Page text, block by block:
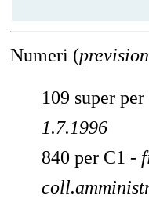
Numeri (
109 super
1.7.1996
840 per C1 -